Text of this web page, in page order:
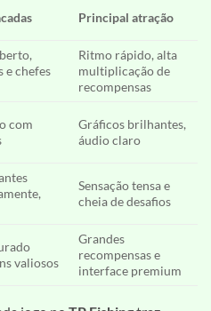
Principal atração
e chefes
Ritmo rápido, alta
multiplicação de
recompensas
com
Gráficos brilhantes,
áudio claro
Sensação tensa e
cheia de desafios
valiosos
Grandes
recompensas e
interface premium